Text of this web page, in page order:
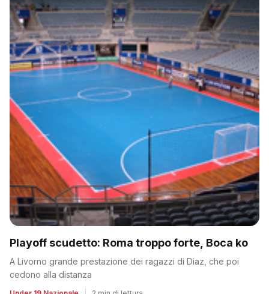
Playoff scudetto: Roma troppo forte, Boca ko
A Livorno grande prestazione dei ragazzi di Diaz, che poi
cedono alla distanza